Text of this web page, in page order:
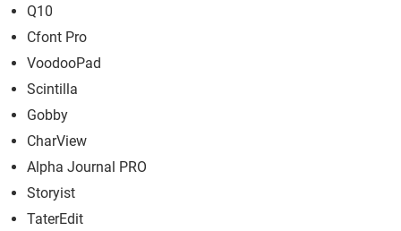
Q10
Cfont Pro
VoodooPad
Scintilla
Gobby
CharView
Alpha Journal PRO
Storyist
TaterEdit